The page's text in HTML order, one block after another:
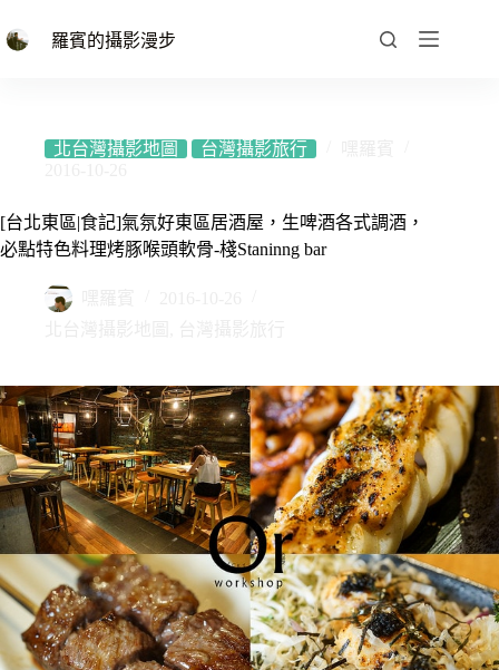
至
羅賓的攝影漫步
北台灣攝影地圖 台灣攝影旅行
[台北東區|食記]氣氛好東區居酒屋，生啤酒各式調酒，
必點特色料理烤豚喉頭軟骨-棧Staninng bar